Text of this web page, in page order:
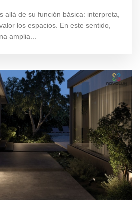
allá de su función básica: interpreta,
los espacios. En este sentido,
amplia...